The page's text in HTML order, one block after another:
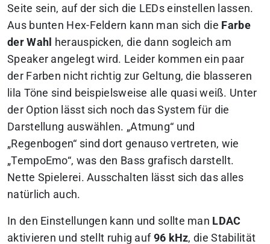
Seite sein, auf der sich die LEDs einstellen lassen.
Aus bunten Hex-Feldern kann man sich die Farbe
der Wahl herauspicken, die dann sogleich am
Speaker angelegt wird. Leider kommen ein paar
der Farben nicht richtig zur Geltung, die blasseren
lila Töne sind beispielsweise alle quasi weiß. Unter
der Option lässt sich noch das System für die
Darstellung auswählen. „Atmung“ und
„Regenbogen“ sind dort genauso vertreten, wie
„TempoEmo“, was den Bass grafisch darstellt.
Nette Spielerei. Ausschalten lässt sich das alles
natürlich auch.
In den Einstellungen kann und sollte man LDAC
aktivieren und stellt ruhig auf 96 kHz, die Stabilität